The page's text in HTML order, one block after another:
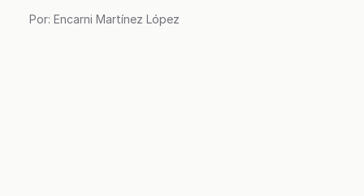
Por: Encarni Martínez López